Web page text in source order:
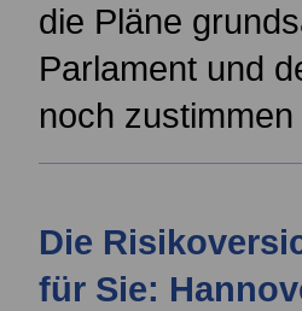
die Pläne
Parlament und
noch
Die
für Sie: